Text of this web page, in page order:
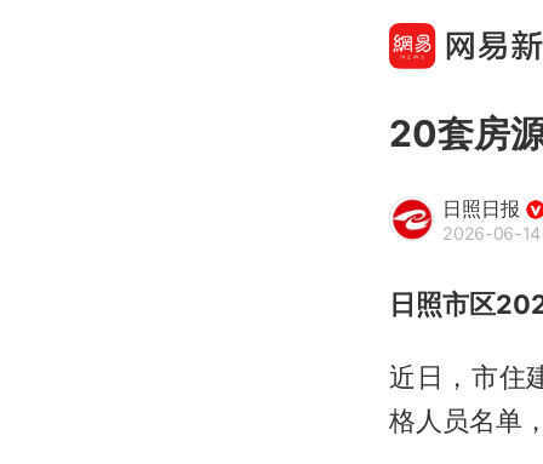
20套房
日照日报
2026-06-14
日照市区
近日，市住
格人员名单